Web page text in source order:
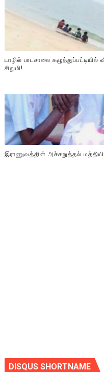
யாழில் பாடசாலை
சிறுமி!
இராணுவத்தின் அச்சறுத்தல்
DISQUS SHORTNAME